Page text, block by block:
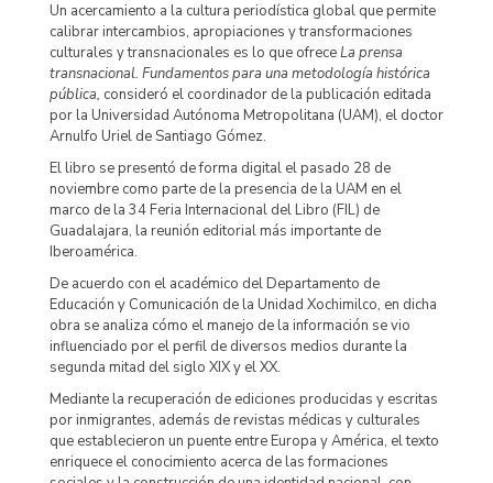
Un acercamiento a la cultura periodística global que permite
calibrar intercambios, apropiaciones y transformaciones
culturales y transnacionales es lo que ofreceLa prensa
transnacional. Fundamentos para una metodología histórica
pública, consideró el coordinador de la publicación editada
por la Universidad Autónoma Metropolitana (UAM), el doctor
Arnulfo Uriel de Santiago Gómez.
El libro se presentó de forma digital el pasado 28 de
noviembre como parte de la presencia de la UAM en el
marco de la 34 Feria Internacional del Libro (FIL) de
Guadalajara, la reunión editorial más importante de
Iberoamérica.
De acuerdo con el académico del Departamento de
Educación y Comunicación de la Unidad Xochimilco, en dicha
obra se analiza cómo el manejo de la información se vio
influenciado por el perfil de diversos medios durante la
segunda mitad del siglo XIX y el XX.
Mediante la recuperación de ediciones producidas y escritas
por inmigrantes, además de revistas médicas y culturales
que establecieron un puente entre Europa y América, el texto
enriquece el conocimiento acerca de las formaciones